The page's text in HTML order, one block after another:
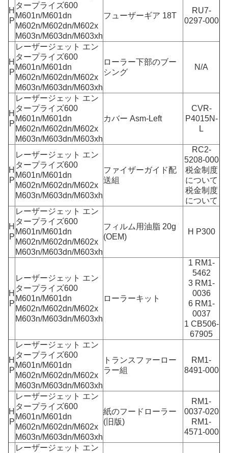
H
P
タープライズ600
M601n/M601dn
M602n/M602dn/M602x
M603n/M603dn/M603xh
フューザーギア 18T
RU7-
0297-000
H
P
レーザージェット エン
タープライズ600
M601n/M601dn
M602n/M602dn/M602x
M603n/M603dn/M603xh
ローラー下部のブー
シング
N/A
H
P
レーザージェット エン
タープライズ600
M601n/M601dn
M602n/M602dn/M602x
M603n/M603dn/M603xh
カバー Asm-Left
CVR-
P4015N-
L
H
P
レーザージェット エン
タープライズ600
M601n/M601dn
M602n/M602dn/M602x
M603n/M603dn/M603xh
ファイザーガイド配
送組
RC2-
5208-000
税金制度
について
税金制度
について
H
P
レーザージェット エン
タープライズ600
M601n/M601dn
M602n/M602dn/M602x
M603n/M603dn/M603xh
フィルム用油脂 20g
(OEM)
H P300
H
P
レーザージェット エン
タープライズ600
M601n/M601dn
M602n/M602dn/M602x
M603n/M603dn/M603xh
ローラーキット
1 RM1-
5462
3 RM1-
0036
6 RM1-
0037
1 CB506-
67905
H
P
レーザージェット エン
タープライズ600
M601n/M601dn
M602n/M602dn/M602x
M603n/M603dn/M603xh
トランスファーロー
ラー組
RM1-
8491-000
H
P
レーザージェット エン
タープライズ600
M601n/M601dn
M602n/M602dn/M602x
M603n/M603dn/M603xh
紙のフードローラー
(旧版)
RM1-
0037-020
RM1-
4571-000
レーザージェット エン